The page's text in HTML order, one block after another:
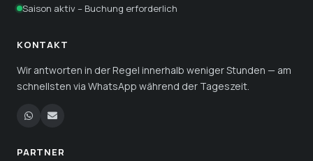
Saison aktiv – Buchung erforderlich
KONTAKT
Wir antworten in der Regel innerhalb weniger Stunden — am
schnellsten via WhatsApp während der Tageszeit.
PARTNER